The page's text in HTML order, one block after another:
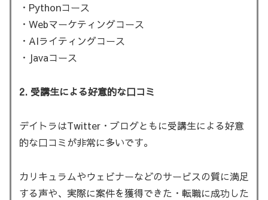
・Pythonコース
・Webマーケティングコース
・AIライティングコース
・Javaコース
2. 受講生による好意的な口コミ
デイトラはTwitter・ブログともに受講生による好意
的な口コミが非常に多いです。
カリキュラムやウェビナーなどのサービスの質に満足
する声や、実際に案件を獲得できた・転職に成功した